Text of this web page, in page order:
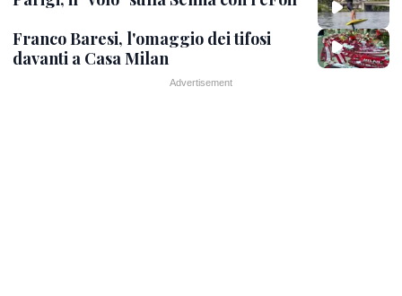
Franco Baresi, l'omaggio dei tifosi
davanti a Casa Milan